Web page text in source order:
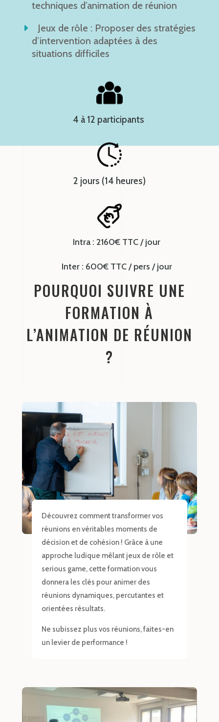
techniques d’animation de réunion
Jeux de rôle : Proposer des stratégies
d’intervention adaptées à des
situations difficiles
4 à 12 participants
2 jours (14 heures)
Intra : 2160€ TTC / jour
Inter : 600€ TTC / pers / jour
POURQUOI SUIVRE UNE
FORMATION À
L’ANIMATION DE RÉUNION
?
Découvrez comment transformer vos
réunions en véritables moments de
décision et de cohésion ! Grâce à une
approche ludique mêlant jeux de rôle et
serious game, cette formation vous
donnera les clés pour animer des
réunions dynamiques, percutantes et
orientées résultats.
Ne subissez plus vos réunions, faites-en
un levier de performance !